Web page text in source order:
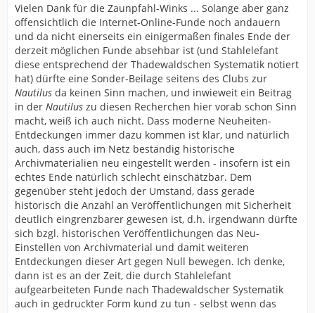
Vielen Dank für die Zaunpfahl-Winks ... Solange aber ganz
offensichtlich die Internet-Online-Funde noch andauern
und da nicht einerseits ein einigermaßen finales Ende der
derzeit möglichen Funde absehbar ist (und Stahlelefant
diese entsprechend der Thadewaldschen Systematik notiert
hat) dürfte eine Sonder-Beilage seitens des Clubs zur
Nautilus da keinen Sinn machen, und inwieweit ein Beitrag
in der Nautilus zu diesen Recherchen hier vorab schon Sinn
macht, weiß ich auch nicht. Dass moderne Neuheiten-
Entdeckungen immer dazu kommen ist klar, und natürlich
auch, dass auch im Netz beständig historische
Archivmaterialien neu eingestellt werden - insofern ist ein
echtes Ende natürlich schlecht einschätzbar. Dem
gegenüber steht jedoch der Umstand, dass gerade
historisch die Anzahl an Veröffentlichungen mit Sicherheit
deutlich eingrenzbarer gewesen ist, d.h. irgendwann dürfte
sich bzgl. historischen Veröffentlichungen das Neu-
Einstellen von Archivmaterial und damit weiteren
Entdeckungen dieser Art gegen Null bewegen. Ich denke,
dann ist es an der Zeit, die durch Stahlelefant
aufgearbeiteten Funde nach Thadewaldscher Systematik
auch in gedruckter Form kund zu tun - selbst wenn das